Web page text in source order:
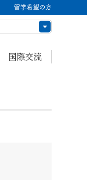
留学希望の方
国際交流